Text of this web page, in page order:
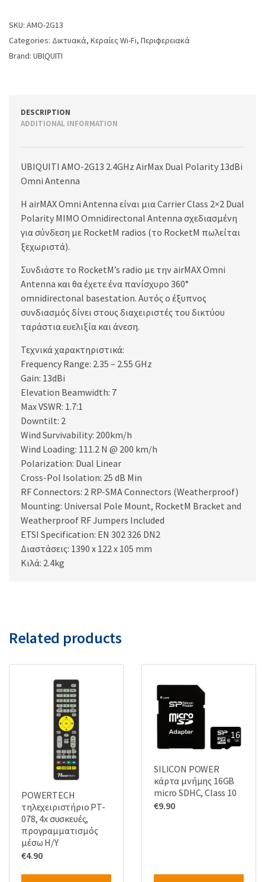
SKU: AMO-2G13
Categories: Δικτυακά, Κεραίες Wi-Fi, Περιφερειακά
Brand: UBIQUITI
DESCRIPTION
ADDITIONAL INFORMATION
UBIQUITI AMO-2G13 2.4GHz AirMax Dual Polarity 13dBi
Omni Antenna
Η airMAX Omni Antenna είναι μια Carrier Class 2×2 Dual
Polarity MIMO Omnidirectonal Antenna σχεδιασμένη
για σύνδεση με RocketM radios (το RocketM πωλείται
ξεχωριστά).
Συνδιάστε το RocketM’s radio με την airMAX Omni
Antenna και θα έχετε ένα πανίσχυρο 360°
omnidirectonal basestation. Αυτός ο έξυπνος
συνδιασμός δίνει στους διαχειριστές του δικτύου
ταράστια ευελιξία και άνεση.
Τεχνικά χαρακτηριστικά:
Frequency Range: 2.35 – 2.55 GHz
Gain: 13dBi
Elevation Beamwidth: 7
Max VSWR: 1.7:1
Downtilt: 2
Wind Survivability: 200km/h
Wind Loading: 111.2 N @ 200 km/h
Polarization: Dual Linear
Cross-Pol Isolation: 25 dB Min
RF Connectors: 2 RP-SMA Connectors (Weatherproof)
Mounting: Universal Pole Mount, RocketM Bracket and
Weatherproof RF Jumpers Included
ETSI Specification: EN 302 326 DN2
Διαστάσεις: 1390 x 122 x 105 mm
Κιλά: 2.4kg
Related products
POWERTECH
τηλεχειριστήριο PT-
078, 4x συσκευές,
προγραμματισμός
μέσω Η/Υ
€4.90
SILICON POWER
κάρτα μνήμης 16GB
micro SDHC, Class 10
€9.90